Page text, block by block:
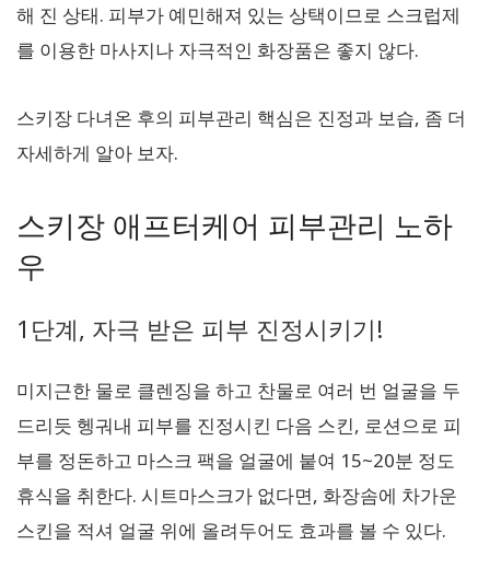
해 진 상태. 피부가 예민해져 있는 상택이므로 스크럽제
를 이용한 마사지나 자극적인 화장품은 좋지 않다.
스키장 다녀온 후의 피부관리 핵심은 진정과 보습, 좀 더
자세하게 알아 보자.
스키장 애프터케어 피부관리 노하
우
1단계, 자극 받은 피부 진정시키기!
미지근한 물로 클렌징을 하고 찬물로 여러 번 얼굴을 두
드리듯 헹궈내 피부를 진정시킨 다음 스킨, 로션으로 피
부를 정돈하고 마스크 팩을 얼굴에 붙여 15~20분 정도
휴식을 취한다. 시트마스크가 없다면, 화장솜에 차가운
스킨을 적셔 얼굴 위에 올려두어도 효과를 볼 수 있다.